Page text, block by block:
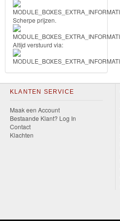
Diego
Hello
Kitty
Blaze
Looney
tunes
Minions
Scherpe prijzen.
Altijd verstuurd via:
KLANTEN SERVICE
Maak een Account
Bestaande Klant? Log In
Contact
Klachten